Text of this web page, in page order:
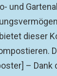
und
dieser
–